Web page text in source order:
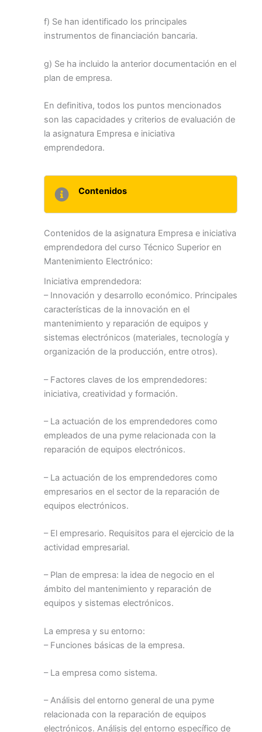
f) Se han identificado los principales
instrumentos de financiación bancaria.
g) Se ha incluido la anterior documentación en el
plan de empresa.
En definitiva, todos los puntos mencionados
son las capacidades y criterios de evaluación de
la asignatura Empresa e iniciativa
emprendedora.
Contenidos
Contenidos de la asignatura Empresa e iniciativa
emprendedora del curso Técnico Superior en
Mantenimiento Electrónico:
Iniciativa emprendedora:
– Innovación y desarrollo económico. Principales
características de la innovación en el
mantenimiento y reparación de equipos y
sistemas electrónicos (materiales, tecnología y
organización de la producción, entre otros).
– Factores claves de los emprendedores:
iniciativa, creatividad y formación.
– La actuación de los emprendedores como
empleados de una pyme relacionada con la
reparación de equipos electrónicos.
– La actuación de los emprendedores como
empresarios en el sector de la reparación de
equipos electrónicos.
– El empresario. Requisitos para el ejercicio de la
actividad empresarial.
– Plan de empresa: la idea de negocio en el
ámbito del mantenimiento y reparación de
equipos y sistemas electrónicos.
La empresa y su entorno:
– Funciones básicas de la empresa.
– La empresa como sistema.
– Análisis del entorno general de una pyme
relacionada con la reparación de equipos
electrónicos. Análisis del entorno específico de